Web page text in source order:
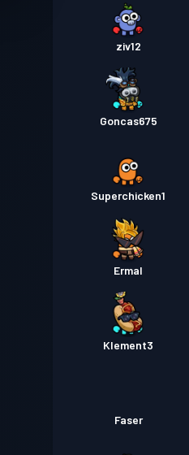
ziv12
Goncas675
Superchicken1
Ermal
Klement3
Faser